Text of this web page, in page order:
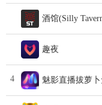
酒馆(Silly
趣夜
4 魅影直播拔萝